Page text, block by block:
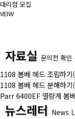
대리점 모집
VEIW
자료실 문의전 확인
1108 봄베 헤드 조립하
1108 봄베 헤드 분해하
Parr 6400EF 열량계 봄
뉴스레터 News